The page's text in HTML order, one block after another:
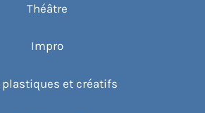
Théâtre
Impro
plastiques et créatifs